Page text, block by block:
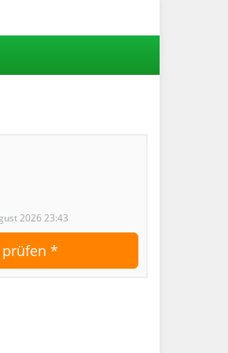
2026 23:43
prüfen *